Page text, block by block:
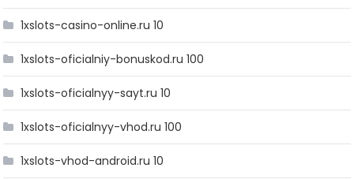
1xslots-casino-online.ru 10
1xslots-oficialniy-bonuskod.ru 100
1xslots-oficialnyy-sayt.ru 10
1xslots-oficialnyy-vhod.ru 100
1xslots-vhod-android.ru 10